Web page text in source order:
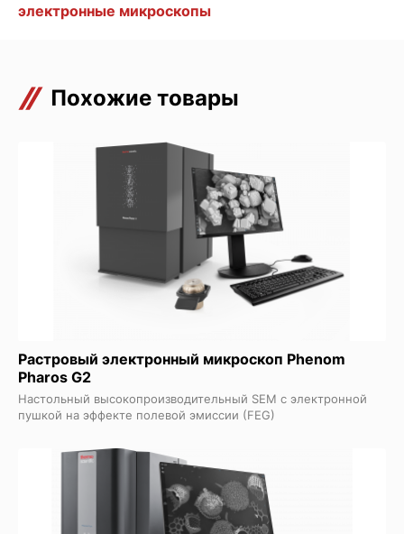
электронные микроскопы
Похожие товары
Растровый электронный микроскоп Phenom
Pharos G2
Настольный высокопроизводительный SEM с электронной
пушкой на эффекте полевой эмиссии (FEG)